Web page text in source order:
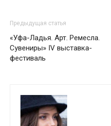
Предыдущая статья
«Уфа-Ладья. Арт. Ремесла.
Сувениры» IV выставка-
фестиваль